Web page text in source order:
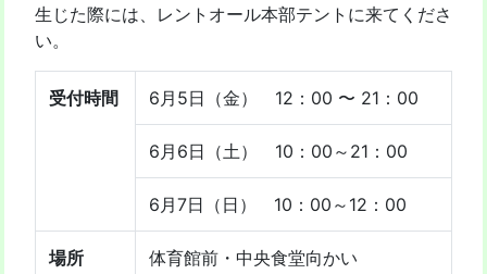
生じた際には、レントオール本部テントに来てくださ
い。
受付時間 6月5日（金） 12：00 〜 21：00
6月6日（土） 10：00～21：00
6月7日（日） 10：00～12：00
場所 体育館前・中央食堂向かい